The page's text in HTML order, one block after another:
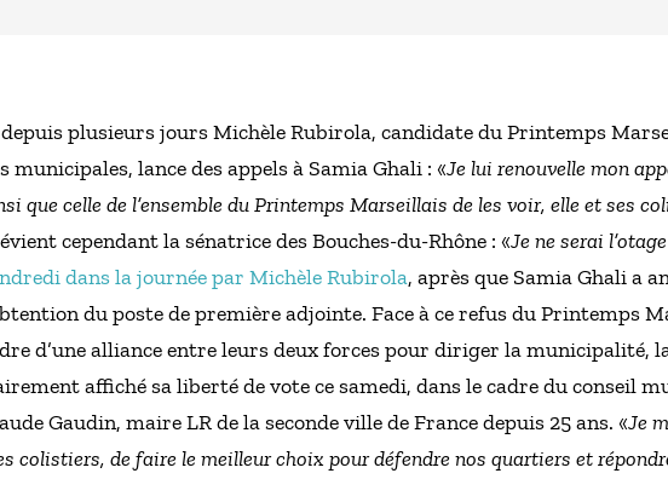
plusieurs jours Michèle Rubirola, candidate du Printemps
municipales, lance des appels à Samia Ghali : «Je lui renouvelle mon
que celle de l’ensemble du Printemps Marseillais de les voir, elle et ses
cependant la sénatrice des Bouches-du-Rhône : «Je ne serai
dans la journée par Michèle Rubirola, après que Samia Ghali a
du poste de première adjointe. Face à ce refus du Printemps
d’une alliance entre leurs deux forces pour diriger la municipalité,
affiché sa liberté de vote ce samedi, dans le cadre du conseil
Gaudin, maire LR de la seconde ville de France depuis 25 ans. «Je
colistiers, de faire le meilleur choix pour défendre nos quartiers et